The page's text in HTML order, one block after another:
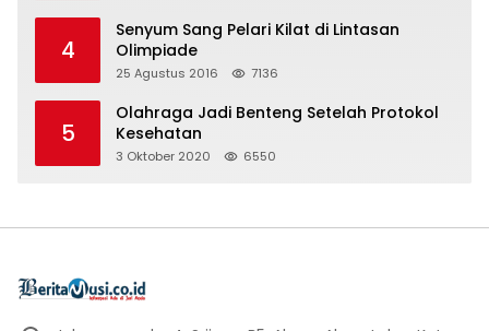
4
Senyum Sang Pelari Kilat di Lintasan
Olimpiade
25 Agustus 2016 7136
5
Olahraga Jadi Benteng Setelah Protokol
Kesehatan
3 Oktober 2020 6550